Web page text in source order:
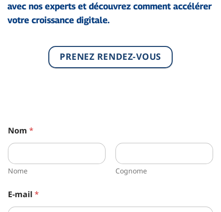
avec nos experts et découvrez comment accélérer
votre croissance digitale.
PRENEZ RENDEZ-VOUS
Nom *
Nome Cognome
E-mail *